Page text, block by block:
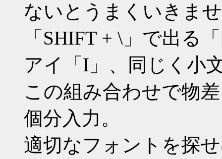
ないとうまくいきま
「SHIFT + \」で出る
アイ「I」、同じく小
この組み合わせで物
個分入力。
適切なフォントを探